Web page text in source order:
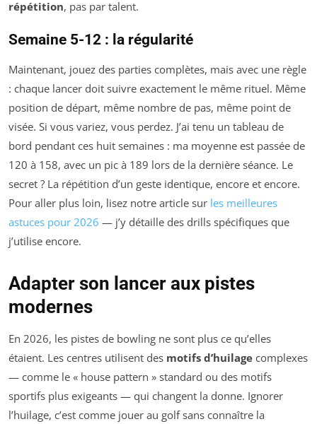
répétition, pas par talent.
Semaine 5-12 : la régularité
Maintenant, jouez des parties complètes, mais avec une règle
: chaque lancer doit suivre exactement le même rituel. Même
position de départ, même nombre de pas, même point de
visée. Si vous variez, vous perdez. J’ai tenu un tableau de
bord pendant ces huit semaines : ma moyenne est passée de
120 à 158, avec un pic à 189 lors de la dernière séance. Le
secret ? La répétition d’un geste identique, encore et encore.
Pour aller plus loin, lisez notre article sur les meilleures
astuces pour 2026 — j’y détaille des drills spécifiques que
j’utilise encore.
Adapter son lancer aux pistes
modernes
En 2026, les pistes de bowling ne sont plus ce qu’elles
étaient. Les centres utilisent des motifs d’huilage complexes
— comme le « house pattern » standard ou des motifs
sportifs plus exigeants — qui changent la donne. Ignorer
l’huilage, c’est comme jouer au golf sans connaître la